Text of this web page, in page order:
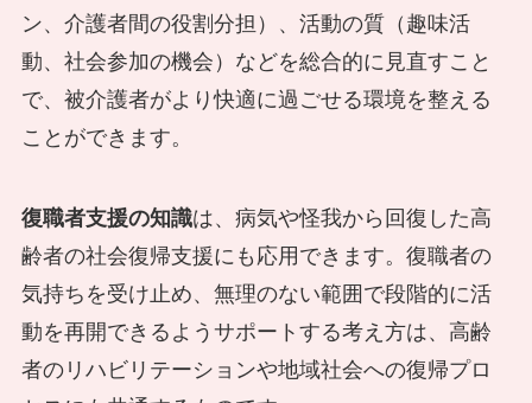
ン、介護者間の役割分担）、活動の質（趣味活
動、社会参加の機会）などを総合的に見直すこと
で、被介護者がより快適に過ごせる環境を整える
ことができます。
復職者支援の知識は、病気や怪我から回復した高
齢者の社会復帰支援にも応用できます。復職者の
気持ちを受け止め、無理のない範囲で段階的に活
動を再開できるようサポートする考え方は、高齢
者のリハビリテーションや地域社会への復帰プロ